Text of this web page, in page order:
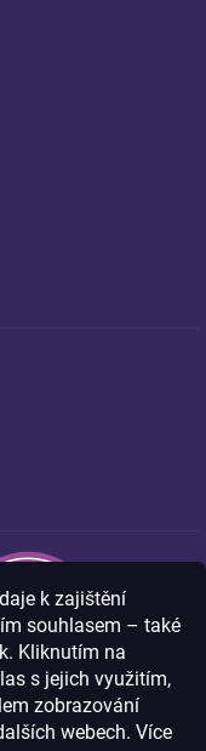
k zajištění
souhlasem – také
Kliknutím na
s jejich využitím,
zobrazování
webech. Více
a bez obav.
jsou Vaše citlivá